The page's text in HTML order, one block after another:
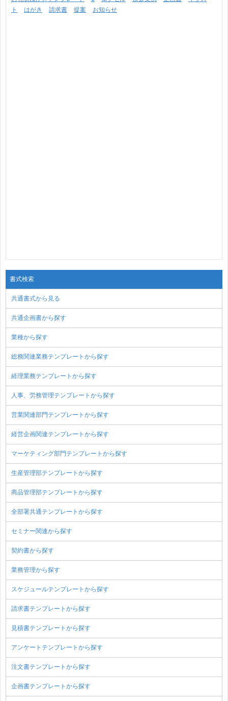
ト
はがき 請求書 提案 お知らせ
書式検索
共通書式から見る
共通企画書から探す
業種から探す
総務関連業務テンプレートから探す
経理業務テンプレートから探す
人事、労務管理テンプレートから探す
営業関連部門テンプレートから探す
経営企画関連テンプレートから探す
マーケティング部門テンプレートから探す
生産管理部テンプレートから探す
商品管理部テンプレートから探す
全部署共通テンプレートから探す
セミナー関連から探す
契約書から探す
業務管理から探す
スケジュールテンプレートから探す
請求書テンプレートから探す
見積書テンプレートから探す
アンケートテンプレートから探す
注文書テンプレートから探す
企画書テンプレートから探す